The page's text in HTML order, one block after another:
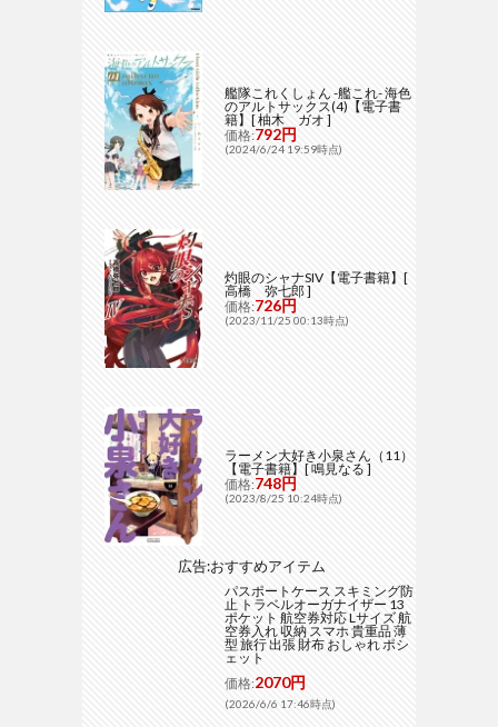
艦隊これくしょん -艦これ- 海色
のアルトサックス(4)【電子書
籍】[ 柚木 ガオ ]
価格:792円
(2024/6/24 19:59時点)
灼眼のシャナSIV【電子書籍】[
高橋 弥七郎 ]
価格:726円
(2023/11/25 00:13時点)
ラーメン大好き小泉さん（11）
【電子書籍】[ 鳴見なる ]
価格:748円
(2023/8/25 10:24時点)
広告:おすすめアイテム
パスポートケース スキミング防
止 トラベルオーガナイザー 13
ポケット 航空券対応 Lサイズ 航
空券入れ 収納 スマホ 貴重品 薄
型 旅行 出張 財布 おしゃれ ポシ
ェット
価格:2070円
(2026/6/6 17:46時点)